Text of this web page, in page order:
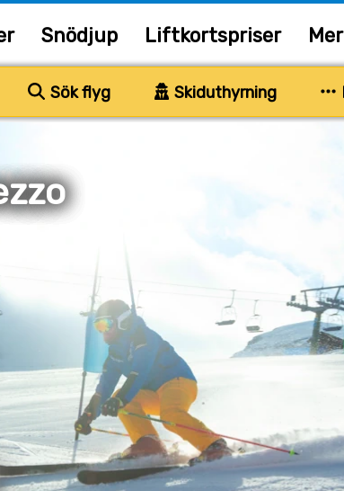
Snödjup Liftkortspriser Mer
Sök flyg Skiduthyrning